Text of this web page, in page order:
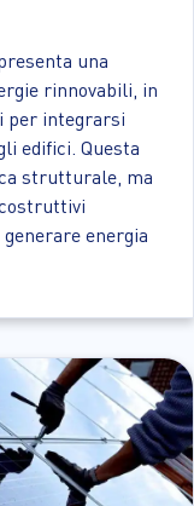
una
rinnovabili, in
per integrarsi
edifici. Questa
strutturale, ma
energia